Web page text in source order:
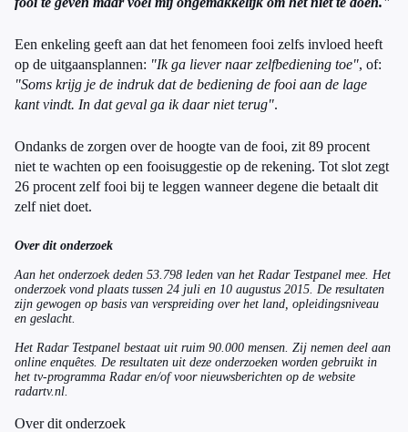
Een enkeling geeft aan dat het fenomeen fooi zelfs invloed heeft
op de uitgaansplannen: "Ik ga liever naar zelfbediening toe", of:
"Soms krijg je de indruk dat de bediening de fooi aan de lage
kant vindt. In dat geval ga ik daar niet terug".
Ondanks de zorgen over de hoogte van de fooi, zit 89 procent
niet te wachten op een fooisuggestie op de rekening. Tot slot zegt
26 procent zelf fooi bij te leggen wanneer degene die betaalt dit
zelf niet doet.
Over dit onderzoek
Aan het onderzoek deden 53.798 leden van het Radar Testpanel mee. Het
onderzoek vond plaats tussen 24 juli en 10 augustus 2015. De resultaten
zijn gewogen op basis van verspreiding over het land, opleidingsniveau
en geslacht.
Het Radar Testpanel bestaat uit ruim 90.000 mensen. Zij nemen deel aan
online enquêtes. De resultaten uit deze onderzoeken worden gebruikt in
het tv-programma Radar en/of voor nieuwsberichten op de website
radartv.nl.
Over dit onderzoek